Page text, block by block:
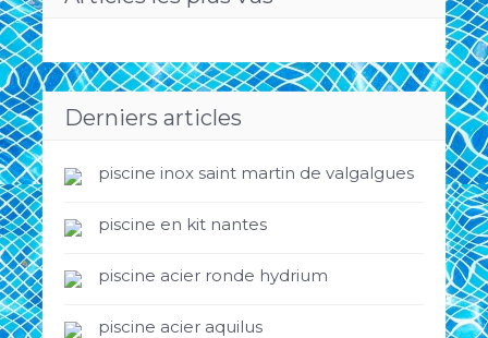
Derniers articles
piscine inox saint martin de valgalgues
piscine en kit nantes
piscine acier ronde hydrium
piscine acier aquilus